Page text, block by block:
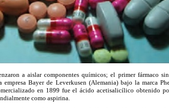
a aislar componentes químicos; el primer fármaco
Bayer de Leverkusen (Alemania) bajo la marca
en 1899 fue el ácido acetisalicílico obtenido
como aspirina.